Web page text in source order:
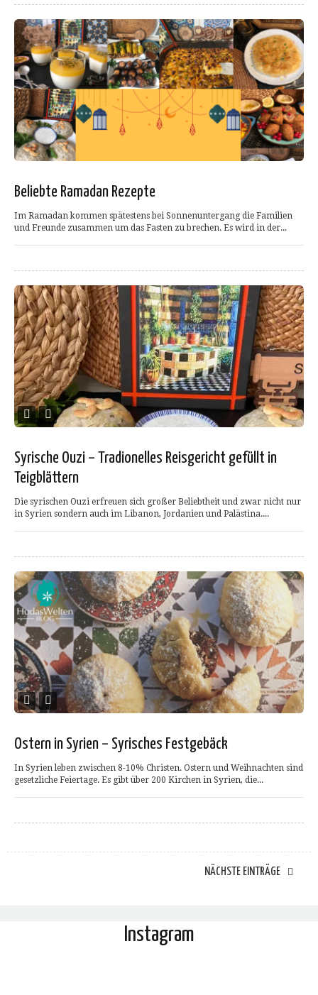
Beliebte Ramadan Rezepte
Im Ramadan kommen spätestens bei Sonnenuntergang die Familien
und Freunde zusammen um das Fasten zu brechen. Es wird in der...
Syrische Ouzi – Tradionelles Reisgericht gefüllt in
Teigblättern
Die syrischen Ouzi erfreuen sich großer Beliebtheit und zwar nicht nur
in Syrien sondern auch im Libanon, Jordanien und Palästina....
Ostern in Syrien – Syrisches Festgebäck
In Syrien leben zwischen 8-10% Christen. Ostern und Weihnachten sind
gesetzliche Feiertage. Es gibt über 200 Kirchen in Syrien, die...
NÄCHSTE EINTRÄGE
Instagram